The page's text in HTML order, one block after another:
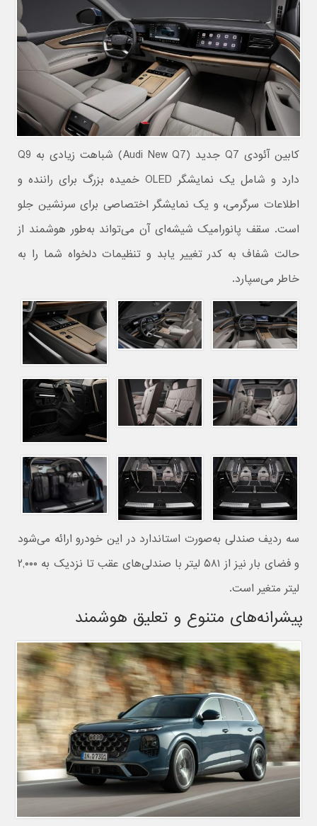
کابین آئودی Q7 جدید (Audi New Q7) شباهت زیادی به Q9
دارد و شامل یک نمایشگر OLED خمیده بزرگ برای راننده و
اطلاعات سرگرمی، و یک نمایشگر اختصاصی برای سرنشین جلو
است. سقف پانورامیک شیشه‌ای آن می‌تواند به‌طور هوشمند از
حالت شفاف به کدر تغییر یابد و تنظیمات دلخواه شما را به
خاطر می‌سپارد.
سه ردیف صندلی به‌صورت استاندارد در این خودرو ارائه می‌شود
و فضای بار نیز از ۵۸۱ لیتر با صندلی‌های عقب تا نزدیک به ۲,۰۰۰
لیتر متغیر است.
پیشرانه‌های متنوع و تعلیق هوشمند